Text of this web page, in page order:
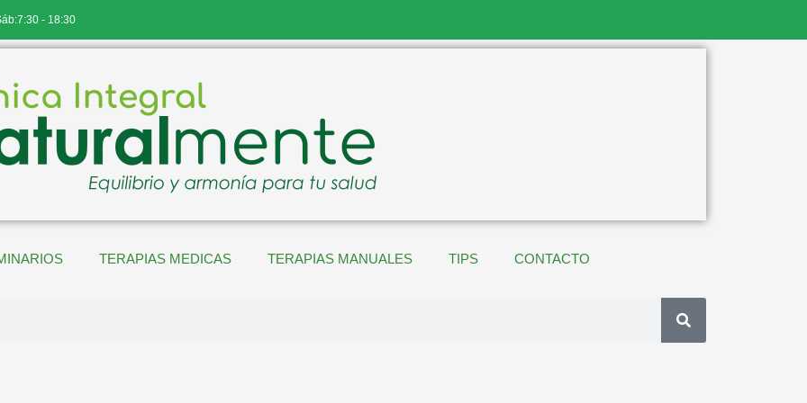
- 18:30
TERAPIAS MEDICAS TERAPIAS MANUALES TIPS CONTACTO